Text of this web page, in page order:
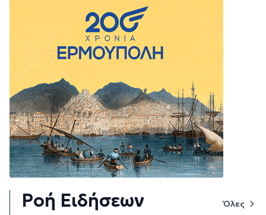
Ροή Ειδήσεων Όλες